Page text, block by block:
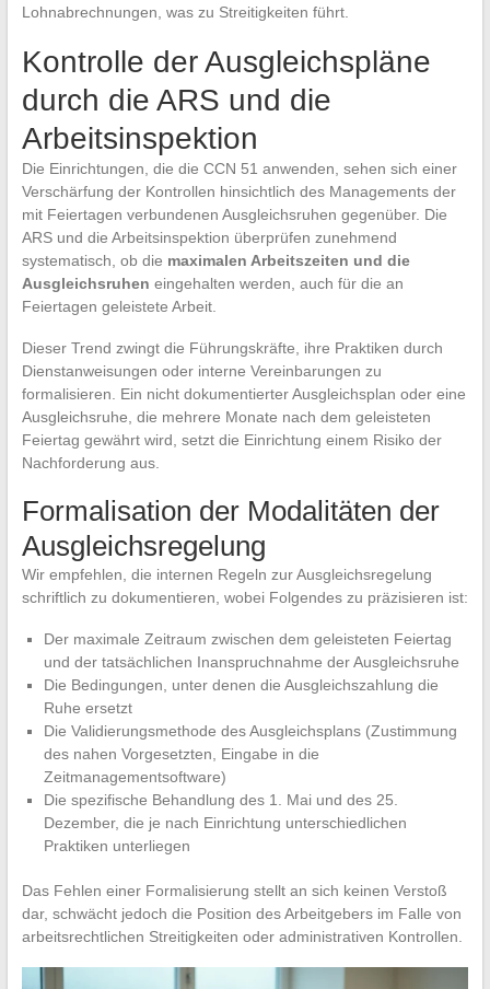
Lohnabrechnungen, was zu Streitigkeiten führt.
Kontrolle der Ausgleichspläne
durch die ARS und die
Arbeitsinspektion
Die Einrichtungen, die die CCN 51 anwenden, sehen sich einer
Verschärfung der Kontrollen hinsichtlich des Managements der
mit Feiertagen verbundenen Ausgleichsruhen gegenüber. Die
ARS und die Arbeitsinspektion überprüfen zunehmend
systematisch, ob die maximalen Arbeitszeiten und die
Ausgleichsruhen eingehalten werden, auch für die an
Feiertagen geleistete Arbeit.
Dieser Trend zwingt die Führungskräfte, ihre Praktiken durch
Dienstanweisungen oder interne Vereinbarungen zu
formalisieren. Ein nicht dokumentierter Ausgleichsplan oder eine
Ausgleichsruhe, die mehrere Monate nach dem geleisteten
Feiertag gewährt wird, setzt die Einrichtung einem Risiko der
Nachforderung aus.
Formalisation der Modalitäten der
Ausgleichsregelung
Wir empfehlen, die internen Regeln zur Ausgleichsregelung
schriftlich zu dokumentieren, wobei Folgendes zu präzisieren ist:
Der maximale Zeitraum zwischen dem geleisteten Feiertag
und der tatsächlichen Inanspruchnahme der Ausgleichsruhe
Die Bedingungen, unter denen die Ausgleichszahlung die
Ruhe ersetzt
Die Validierungsmethode des Ausgleichsplans (Zustimmung
des nahen Vorgesetzten, Eingabe in die
Zeitmanagementsoftware)
Die spezifische Behandlung des 1. Mai und des 25.
Dezember, die je nach Einrichtung unterschiedlichen
Praktiken unterliegen
Das Fehlen einer Formalisierung stellt an sich keinen Verstoß
dar, schwächt jedoch die Position des Arbeitgebers im Falle von
arbeitsrechtlichen Streitigkeiten oder administrativen Kontrollen.